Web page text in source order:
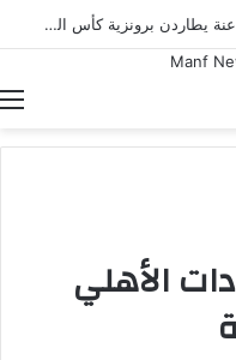
مباراة مصر والدنمارك.. ناشئات الفراعنة يطاردن برونزية كأس العالم لكرة اليد
الأهلي